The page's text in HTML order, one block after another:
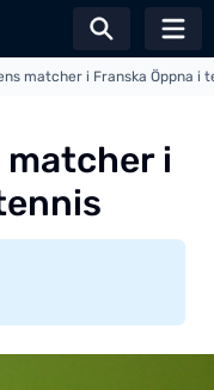
Växla
matcher i Franska Öppna i
i